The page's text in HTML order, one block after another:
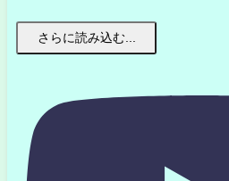
さらに読み込む...